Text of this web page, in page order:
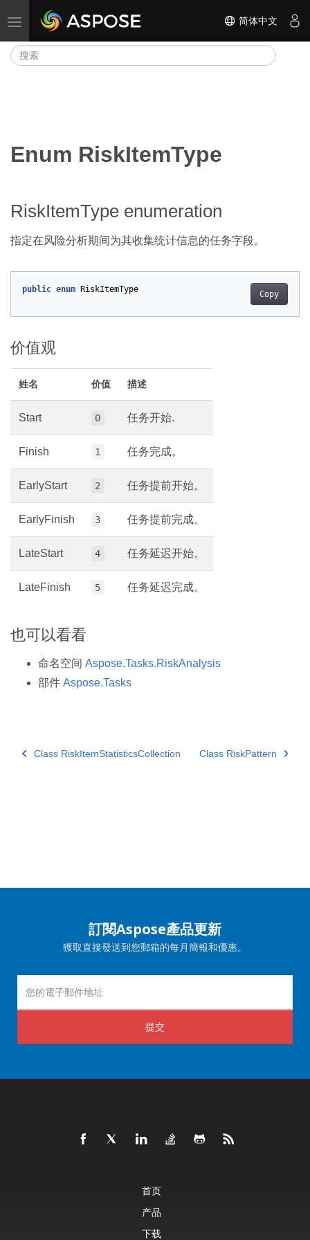
切换导航 简体中文
Enum RiskItemType
RiskItemType enumeration
指定在风险分析期间为其收集统计信息的任务字段。
Copy
public enum RiskItemType
价值观
姓名 价值 描述
Start 0 任务开始.
Finish 1 任务完成。
EarlyStart 2 任务提前开始。
EarlyFinish 3 任务提前完成。
LateStart 4 任务延迟开始。
LateFinish 5 任务延迟完成。
也可以看看
命名空间 Aspose.Tasks.RiskAnalysis
部件 Aspose.Tasks
Class RiskItemStatisticsCollection Class RiskPattern
訂閱Aspose產品更新
獲取直接發送到您郵箱的每月簡報和優惠。
提交
首页
产品
下载